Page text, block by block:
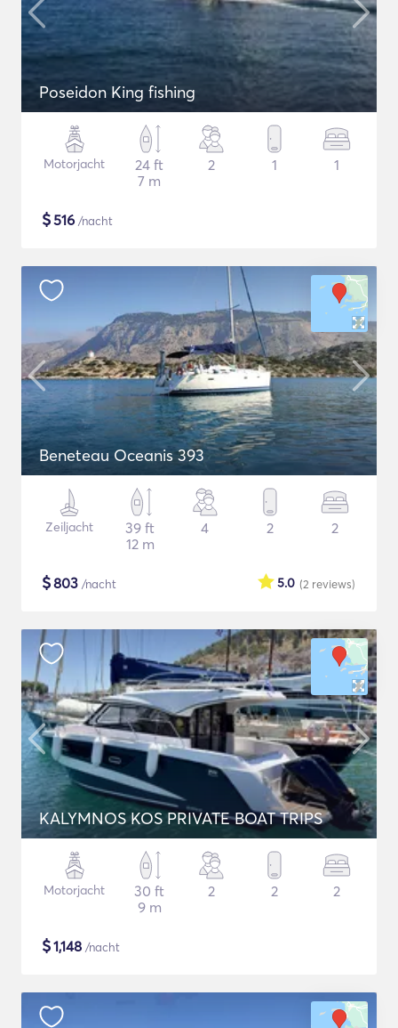
Poseidon King fishing
Motorjacht
24 ft
7 m
2 1 1
$516 /nacht
Beneteau Oceanis 393
Zeiljacht
39 ft
12 m
4 2 2
$803 /nacht (2 reviews)
5.0
KALYMNOS KOS PRIVATE BOAT TRIPS
Motorjacht
30 ft
9 m
2 2 2
$1,148 /nacht